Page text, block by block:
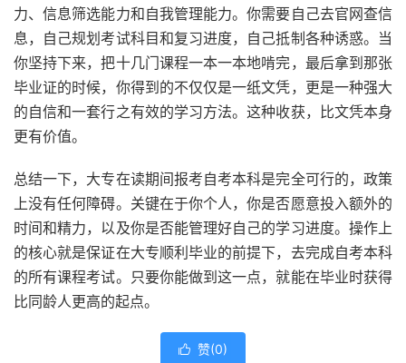
力、信息筛选能力和自我管理能力。你需要自己去官网查信
息，自己规划考试科目和复习进度，自己抵制各种诱惑。当
你坚持下来，把十几门课程一本一本地啃完，最后拿到那张
毕业证的时候，你得到的不仅仅是一纸文凭，更是一种强大
的自信和一套行之有效的学习方法。这种收获，比文凭本身
更有价值。
总结一下，大专在读期间报考自考本科是完全可行的，政策
上没有任何障碍。关键在于你个人，你是否愿意投入额外的
时间和精力，以及你是否能管理好自己的学习进度。操作上
的核心就是保证在大专顺利毕业的前提下，去完成自考本科
的所有课程考试。只要你能做到这一点，就能在毕业时获得
比同龄人更高的起点。
 赞(0)